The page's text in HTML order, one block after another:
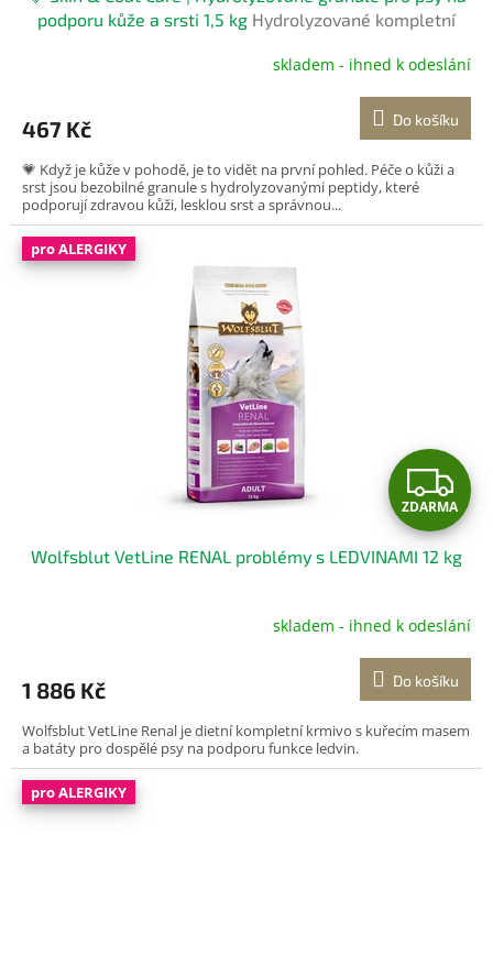
podporu kůže a srsti 1,5 kg Hydrolyzované kompletní
skladem - ihned k odeslání
467 Kč Do košíku
💗 Když je kůže v pohodě, je to vidět na první pohled. Péče o kůži a
srst jsou bezobilné granule s hydrolyzovanými peptidy, které
podporují zdravou kůži, lesklou srst a správnou...
pro ALERGIKY
Z
D
A
R
M
A
ZDARMA
Wolfsblut VetLine RENAL problémy s LEDVINAMI 12 kg
skladem - ihned k odeslání
1 886 Kč Do košíku
Wolfsblut VetLine Renal je dietní kompletní krmivo s kuřecím masem
a batáty pro dospělé psy na podporu funkce ledvin.
pro ALERGIKY